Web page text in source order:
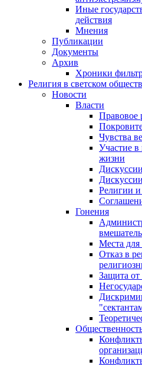
Иные
действия
Мнения
Публикации
Документы
Архив
Хроники
Религия в светском
Новости
Власти
Правовое
Чувства
Участие в
жизни
Религии
Гонения
Места
Отказ в
Защита от